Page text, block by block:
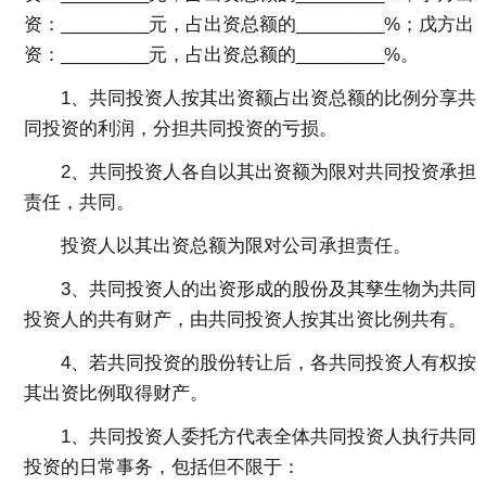
资：_________元，占出资总额的_________%；戊方出
资：_________元，占出资总额的_________%。
1、共同投资人按其出资额占出资总额的比例分享共
同投资的利润，分担共同投资的亏损。
2、共同投资人各自以其出资额为限对共同投资承担
责任，共同。
投资人以其出资总额为限对公司承担责任。
3、共同投资人的出资形成的股份及其孳生物为共同
投资人的共有财产，由共同投资人按其出资比例共有。
4、若共同投资的股份转让后，各共同投资人有权按
其出资比例取得财产。
1、共同投资人委托方代表全体共同投资人执行共同
投资的日常事务，包括但不限于：